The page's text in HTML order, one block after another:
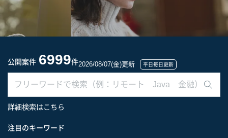
公開案件 6999件2026/08/07(金)更新 平日毎日更新
詳細検索はこちら
注目のキーワード